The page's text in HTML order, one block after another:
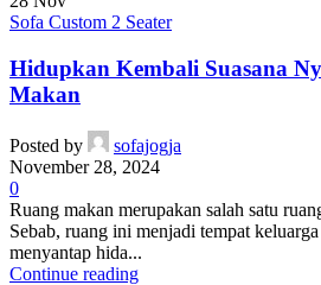
Sofa Custom 2 Seater
Hidupkan Kembali Suasana
Makan
Posted by
sofajogja
November 28, 2024
0
Ruang makan merupakan salah satu
Sebab, ruang ini menjadi tempat
menyantap hida...
Continue reading